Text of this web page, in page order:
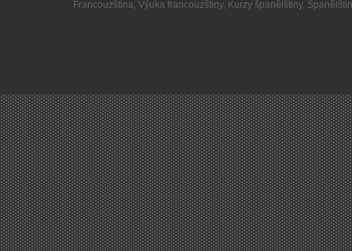
Francouzština,Výuka francouzštiny, Kurzy španělštiny,